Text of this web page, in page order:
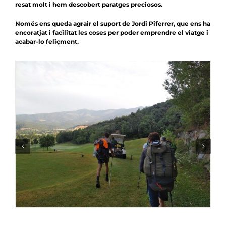
resat molt i hem descobert paratges preciosos.
Només ens queda agrair el suport de Jordi Piferrer, que ens ha
encoratjat i facilitat les coses per poder emprendre el viatge i
acabar-lo feliçment.